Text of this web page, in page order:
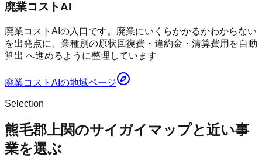
廃業コストAI
廃業コストAIの入口です。廃業にいくらかかるかわからない
を出発点に、業種別の原状回復費・違約金・清算費用を自動
算出 へ進めるように整理しています
廃業コストAI の地域ページ
Selection
熊毛郡上関のサイガイマップと近い事
業を選ぶ